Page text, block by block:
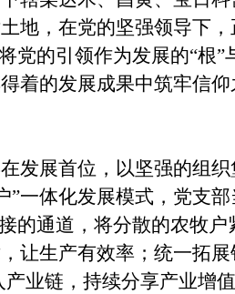
地，在党的坚强领导下
的引领作为发展的“根
着的发展成果中筑牢信
展首位，以坚强的组织
一体化发展模式，党支
的通道，将分散的农牧
让生产有效率；统一拓
业链，持续分享产业增